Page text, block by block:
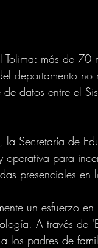
más de 70
departamento
datos entre el
Secretaría de
operativa para
presenciales en
un esfuerzo
A través de
los padres de